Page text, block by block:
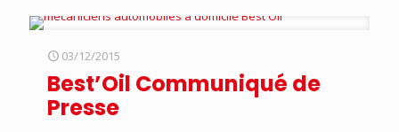
03/12/2015
Best’Oil Communiqué de
Presse